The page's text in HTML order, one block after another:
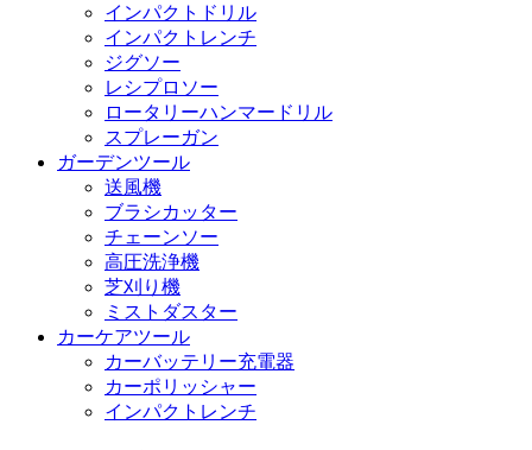
インパクトドリル
インパクトレンチ
ジグソー
レシプロソー
ロータリーハンマードリル
スプレーガン
ガーデンツール
送風機
ブラシカッター
チェーンソー
高圧洗浄機
芝刈り機
ミストダスター
カーケアツール
カーバッテリー充電器
カーポリッシャー
インパクトレンチ